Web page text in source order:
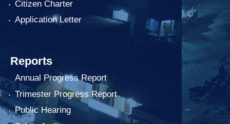
Citizen Charter
Application Letter
Reports
Annual Progress Report
Trimester Progress Report
Public Hearing